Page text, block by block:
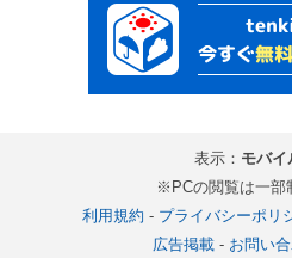
表示： モバイ
※PCの閲覧は一部
利用規約 - プライバシーポリ
広告掲載- お問い